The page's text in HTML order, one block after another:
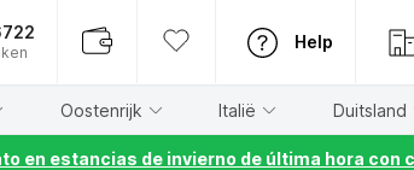
Help
Oostenrijk Italië Duitsland
en estancias de invierno de última hora con